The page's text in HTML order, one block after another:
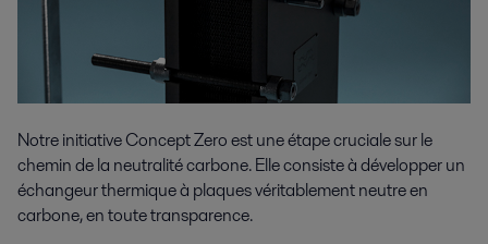
Notre initiative Concept Zero est une étape cruciale sur le
chemin de la neutralité carbone. Elle consiste à développer un
échangeur thermique à plaques véritablement neutre en
carbone, en toute transparence.